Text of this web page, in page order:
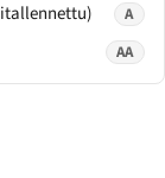
A
AA